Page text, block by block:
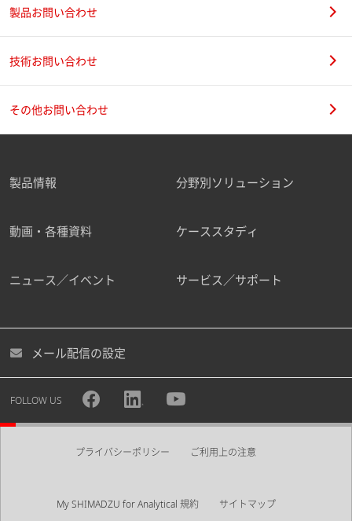
製品お問い合わせ
技術お問い合わせ
その他お問い合わせ
製品情報 分野別ソリューション
動画・各種資料 ケーススタディ
ニュース／イベント サービス／サポート
メール配信の設定
FOLLOW US
プライバシーポリシー ご利用上の注意
My SHIMADZU for Analytical 規約 サイトマップ